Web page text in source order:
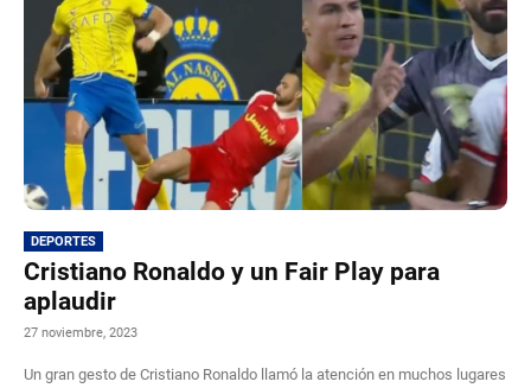
DEPORTES
Cristiano Ronaldo y un Fair Play para
aplaudir
27 noviembre, 2023
Un gran gesto de Cristiano Ronaldo llamó la atención en muchos lugares